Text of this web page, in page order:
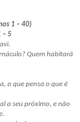
1 – 40)
– 5
Quem habitará
o que pensa o que é
a seu próximo, e não